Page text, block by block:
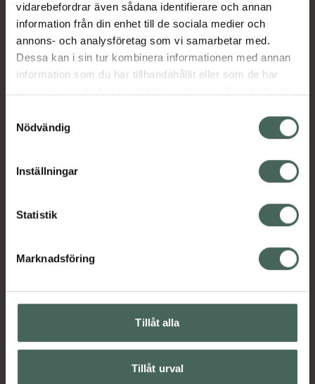
vidarebefordrar även sådana identifierare och annan
information från din enhet till de sociala medier och
annons- och analysföretag som vi samarbetar med.
Dessa kan i sin tur kombinera informationen med annan
information som du har tillhandahållit eller som de har
återkalla ditt samtycke via webbplatsens
cookieinställningar. Ett återkallat samtycke påverkar inte
lagligheten av behandling som skett innan återkallelsen.
Nödvändig
Inställningar
Statistik
Marknadsföring
Tillåt alla
Tillåt urval
Läs alltid bipacksedeln innan
användning.
Kronans Apotek finns här för dig. Du hittar oss från Skåne i
syd till Lappland i norr, och online i mobilen och på
datorn. Oavsett vem du är så är det vårt uppdrag att
med oss.
Kundservice
Kontakta oss
Hitta apotek
Leverans, betalning och retur